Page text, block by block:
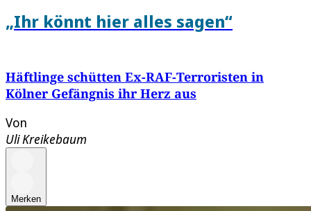
„Ihr könnt hier alles sagen“
Häftlinge schütten Ex-RAF-Terroristen in
Kölner Gefängnis ihr Herz aus
Von
Uli Kreikebaum
Merken